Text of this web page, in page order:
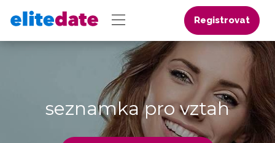
Registrovat
seznamka pro vztah